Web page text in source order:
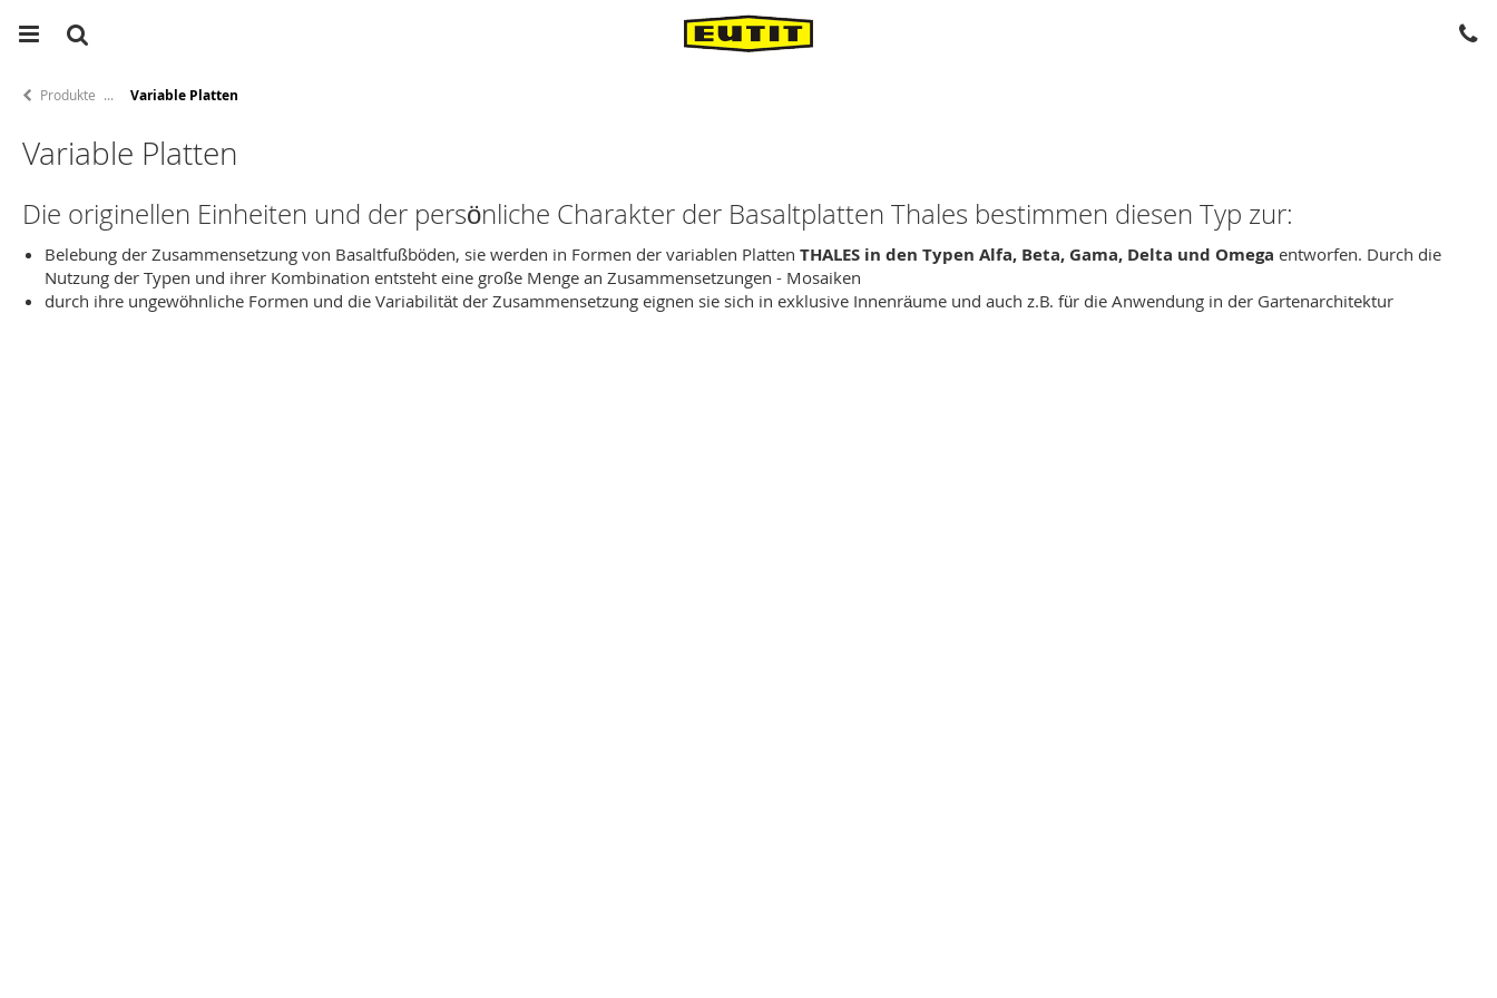
Produkte Variable Platten
Variable Platten
Die originellen Einheiten und der persönliche Charakter der Basaltplatten Thales bestimmen diesen Typ zur:
Belebung der Zusammensetzung von Basaltfußböden, sie werden in Formen der variablen Platten THALES in den Typen Alfa, Beta, Gama, Delta und Omega entworfen. Durch die
Nutzung der Typen und ihrer Kombination entsteht eine große Menge an Zusammensetzungen - Mosaiken
durch ihre ungewöhnliche Formen und die Variabilität der Zusammensetzung eignen sie sich in exklusive Innenräume und auch z.B. für die Anwendung in der Gartenarchitektur